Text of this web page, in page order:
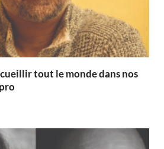
tout le monde dans nos